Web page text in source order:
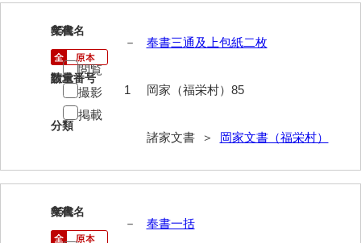
大中家文書
大中家文書（神奈川県）
大野毛利家文書
大村益次郎文書
大本氏収集文書
岡田家文書（徳地町）
85
文書名
奉書三通及上包紙二枚
請求番号
岡家（福栄村）85
分類
諸家文書 ＞ 岡家文書（福栄村）
年代
－
数量
1
閲覧
撮影
掲載
86
文書名
奉書一括
年代
－